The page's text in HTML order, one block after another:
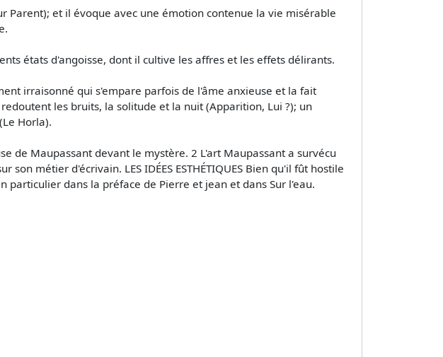
Parent); et il évoque avec une émotion contenue la vie misérable
états d'angoisse, dont il cultive les affres et les effets délirants.
irraisonné qui s'empare parfois de l'âme anxieuse et la fait
les bruits, la solitude et la nuit (Apparition, Lui ?); un
Horla).
de Maupassant devant le mystère. 2 L'art Maupassant a survécu
métier d'écrivain. LES IDÉES ESTHÉTIQUES Bien qu'il fût hostile
dans la préface de Pierre et jean et dans Sur l'eau.